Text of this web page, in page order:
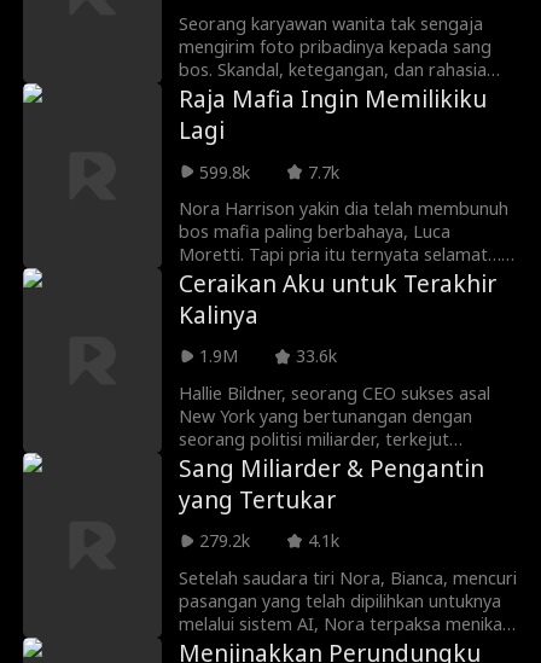
Seorang karyawan wanita tak sengaja
mengirim foto pribadinya kepada sang
bos. Skandal, ketegangan, dan rahasia
pun mengguncang kantor—dan hatinya.
Raja Mafia Ingin Memilikiku
Lagi
599.8k
7.7k
Nora Harrison yakin dia telah membunuh
bos mafia paling berbahaya, Luca
Moretti. Tapi pria itu ternyata selamat…
dan kembali sebagai investor miliarder
yang jauh lebih berkuasa dari sebelumnya.
Kini Luca menyeret Nora kembali ke
dunianya dan memaksanya memainkan
permainan berbahaya: menjadi miliknya,
atau kehilangan semua orang yang dia
cintai. Dan kali ini, Luca tidak akan
membiarkan Nora melarikan diri lagi.
Ceraikan Aku untuk Terakhir
Kalinya
1.9M
33.6k
Hallie Bildner, seorang CEO sukses asal
New York yang bertunangan dengan
seorang politisi miliarder, terkejut
mengetahui bahwa kekasih semasa SMA-
nya belum pernah menandatangani surat
cerai mereka. Dengan tekad untuk
menyelesaikan masa lalunya, dia kembali
ke kampung halamannya, hanya untuk
menemukan bahwa mantan suaminya
menyimpan dua rahasia besar: alasan
sebenarnya dia menghancurkan hatinya
dan kenyataan bahwa putri berusia 7
Sang Miliarder & Pengantin
yang Tertukar
279.2k
4.1k
Setelah saudara tiri Nora, Bianca, mencuri
pasangan yang telah dipilihkan untuknya
melalui sistem AI, Nora terpaksa menikah
dengan seorang petugas kebersihan dan
Menjinakkan Perundungku